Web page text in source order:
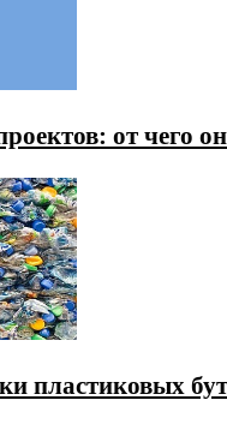
от чего
пластиковых